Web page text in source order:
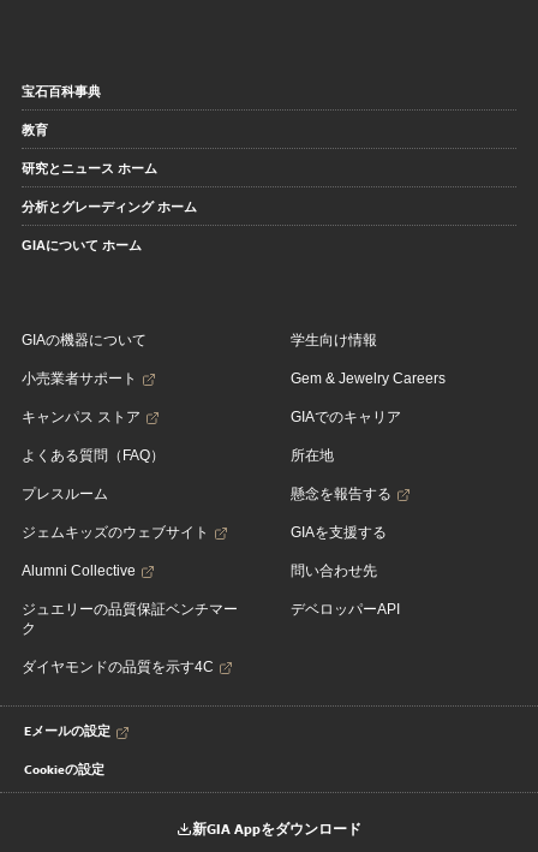
宝石百科事典
教育
研究とニュース ホーム
分析とグレーディング ホーム
GIAについて ホーム
GIAの機器について
小売業者サポート
キャンパス ストア
よくある質問（FAQ）
プレスルーム
ジェムキッズのウェブサイト
Alumni Collective
ジュエリーの品質保証ベンチマー
ク
ダイヤモンドの品質を示す4C
学生向け情報
Gem & Jewelry Careers
GIAでのキャリア
所在地
懸念を報告する
GIAを支援する
問い合わせ先
デベロッパーAPI
Eメールの設定
Cookieの設定
新GIA Appをダウンロード